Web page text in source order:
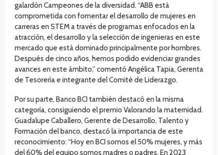
galardón Campeones de la diversidad. “ABB está
comprometida con fomentar el desarrollo de mujeres en
carreras en STEM a través de programas enfocados en la
atracción, el desarrollo y la selección de ingenieras en este
mercado que está dominado principalmente por hombres.
Después de cinco años, hemos podido evidenciar grandes
avances en este ámbito,” comentó Angélica Tapia, Gerenta
de Tesorería e integrante del Comité de Liderazgo.
Por su parte, Banco BCI también destacó en la misma
categoría, consiguiendo el premio Valorando la maternidad.
Guadalupe Caballero, Gerente de Desarrollo, Talento y
Formación del banco, destacó la importancia de este
reconocimiento: “Hoy en BCI somos el 50% mujeres, y más
del 60% del equipo somos madres o padres. En 2023